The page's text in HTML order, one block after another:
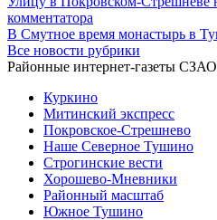
комментатора
В Смутное время монастырь в
Все новости рубрики
Районные интернет-газеты СЗАО
Куркино
Митинский экспресс
Покровское-Стрешнево
Наше Северное Тушино
Строгинские вести
Хорошево-Мневники
Районный масштаб
Южное Тушино